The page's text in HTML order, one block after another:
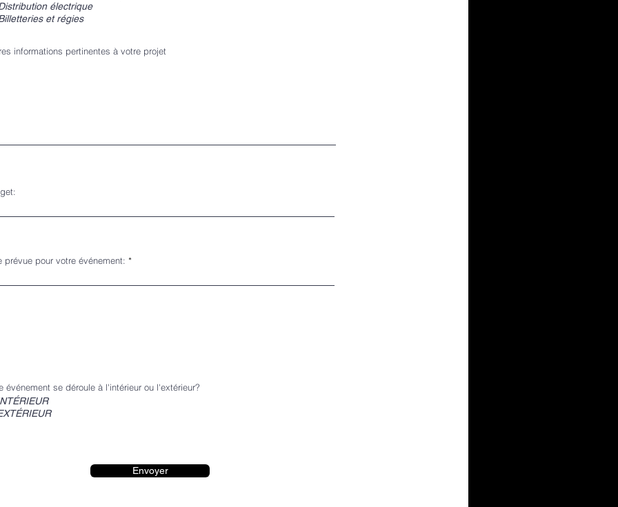
électrique
et régies
informations pertinentes à votre projet
prévue pour votre événement:
événement se déroule à l'intérieur ou l'extérieur?
Envoyer